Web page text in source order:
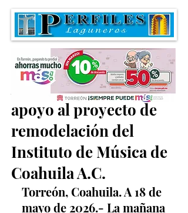
Aprueban en comisión
apoyo al proyecto de
remodelación del
Instituto de Música de
Coahuila A.C.
Torreón, Coahuila. A 18 de
mayo de 2026.- La mañana